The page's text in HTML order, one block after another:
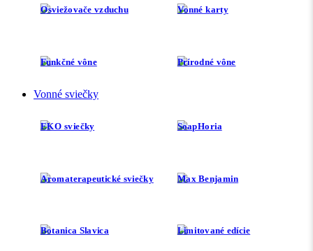
Osviežovače vzduchu Vonné karty
Funkčné vône Prírodné vône
Vonné sviečky
EKO sviečky SoapHoria
Aromaterapeutické sviečky Max Benjamin
Botanica Slavica Limitované edície